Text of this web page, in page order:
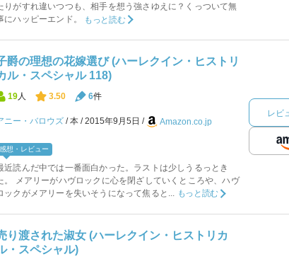
りがすれ違いつつも、相手を想う強さゆえに？くっついて無
にハッピーエンド。
もっと読む
爵の理想の花嫁選び (ハーレクイン・ヒストリ
ル・スペシャル 118)
19 人 3.50 6件
ニー・バロウズ 本 2015年9月5日 Amazon.co.jp
感想・レビュー
近読んだ中では一番面白かった。ラストは少しうるっとき
。 メアリーがハヴロックに心を閉ざしていくところや、ハヴ
ックがメアリーを失いそうになって焦ると...
もっと読む
レビ
り渡された淑女 (ハーレクイン・ヒストリカ
・スペシャル)